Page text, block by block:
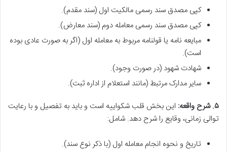
کپی مصدق سند رسمی مالکیت اول (سند مقدم).
کپی مصدق سند رسمی معامله دوم (سند معارض).
مبایعه نامه یا قولنامه مربوط به معامله اول (اگر به صورت عادی بوده
است).
شهادت شهود (در صورت وجود).
سایر مدارک مرتبط (مانند استعلام از اداره ثبت).
۵. شرح واقعه:
این بخش قلب شکواییه است و باید به تفصیل و با رعایت
توالی زمانی، وقایع را شرح دهد. شامل:
تاریخ و نحوه انجام معامله اول (با ذکر نوع سند).